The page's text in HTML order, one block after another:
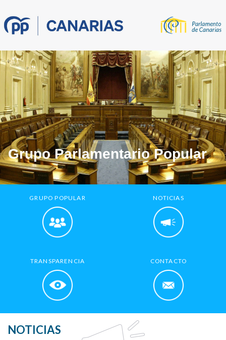
Grupo Parlamentario Popular
GRUPO POPULAR NOTICIAS
TRANSPARENCIA CONTACTO
NOTICIAS